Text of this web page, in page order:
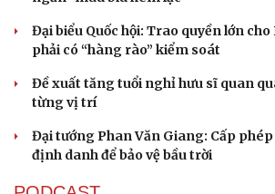
Hạt
Campuchia
Làm rõ đối tượng gây tai nạn giao
nữ tử vong rồi bỏ trốn
Khởi tố vợ chồng giám đốc công ty tổ
nước ngoài ở lại trái phép
TỔ CHỨC NHÂN SỰ